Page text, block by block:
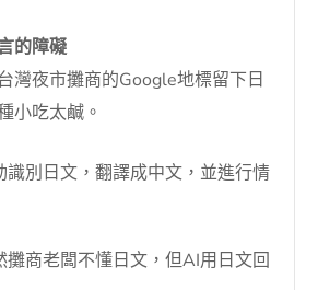
的障礙
灣夜市攤商的Google地標留下日
小吃太鹹。
識別日文，翻譯成中文，並進行情
攤商老闆不懂日文，但AI用日文回